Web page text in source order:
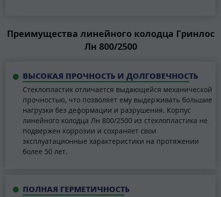
Преимущества линейного колодца Гринлос
Лн 800/2500
ВЫСОКАЯ ПРОЧНОСТЬ И ДОЛГОВЕЧНОСТЬ
Стеклопластик отличается выдающейся механической
прочностью, что позволяет ему выдерживать большие
нагрузки без деформации и разрушения. Корпус
линейного колодца Лн 800/2500 из стеклопластика не
подвержен коррозии и сохраняет свои
эксплуатационные характеристики на протяжении
более 50 лет.
ПОЛНАЯ ГЕРМЕТИЧНОСТЬ